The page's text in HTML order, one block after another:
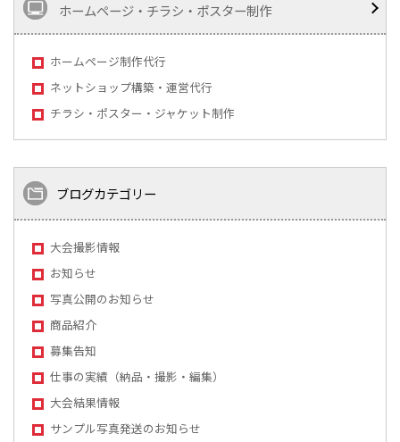
ホームページ・チラシ・ポスター制作
ホームページ制作代行
ネットショップ構築・運営代行
チラシ・ポスター・ジャケット制作
ブログカテゴリー
大会撮影情報
お知らせ
写真公開のお知らせ
商品紹介
募集告知
仕事の実績（納品・撮影・編集）
大会結果情報
サンプル写真発送のお知らせ